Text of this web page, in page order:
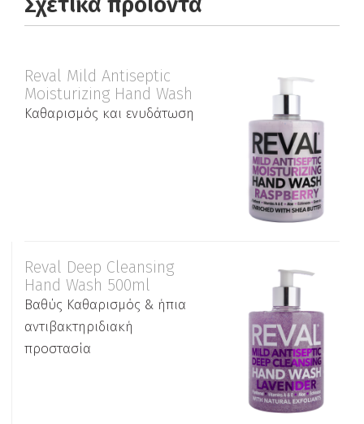
Reval Mild Antiseptic
Moisturizing Hand Wash
Καθαρισμός και ενυδάτωση
Reval Deep Cleansing
Hand Wash 500ml
Βαθύς Καθαρισμός & ήπια
αντιβακτηριδιακή
προστασία